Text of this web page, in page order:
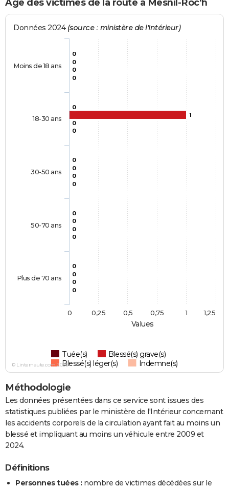
Age des victimes de la route à Mesnil-Roc'h
Values
Données 2024 (source : ministère de l'Intérieur)
0
0
0
0
0
0
1
0
0
0
0
0
0
0
0
0
0
0
0
0
Tuée(s)
Blessé(s) grave(s)
Blessé(s) léger(s)
Indemne(s)
Moins de 18 ans
18-30 ans
30-50 ans
50-70 ans
Plus de 70 ans
0 1
0,25 0,5 0,75 1,25
© Linternaute.com 2026
Méthodologie
Les données présentées dans ce service sont issues des
statistiques publiées par le ministère de l'Intérieur concernant
les accidents corporels de la circulation ayant fait au moins un
blessé et impliquant au moins un véhicule entre 2009 et
2024.
Définitions
Personnes tuées : nombre de victimes décédées sur le